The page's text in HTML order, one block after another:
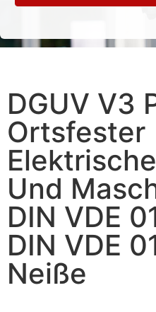
DGUV V3
Ortsfester
Und
DIN VDE
DIN VDE
Neiße